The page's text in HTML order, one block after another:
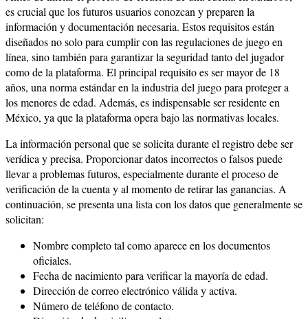
es crucial que los futuros usuarios conozcan y preparen la
información y documentación necesaria. Estos requisitos están
diseñados no solo para cumplir con las regulaciones de juego en
línea, sino también para garantizar la seguridad tanto del jugador
como de la plataforma. El principal requisito es ser mayor de 18
años, una norma estándar en la industria del juego para proteger a
los menores de edad. Además, es indispensable ser residente en
México, ya que la plataforma opera bajo las normativas locales.
La información personal que se solicita durante el registro debe ser
verídica y precisa. Proporcionar datos incorrectos o falsos puede
llevar a problemas futuros, especialmente durante el proceso de
verificación de la cuenta y al momento de retirar las ganancias. A
continuación, se presenta una lista con los datos que generalmente se
solicitan:
Nombre completo tal como aparece en los documentos
oficiales.
Fecha de nacimiento para verificar la mayoría de edad.
Dirección de correo electrónico válida y activa.
Número de teléfono de contacto.